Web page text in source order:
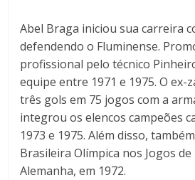
Abel Braga iniciou sua carreira
defendendo o Fluminense.
profissional pelo técnico
equipe entre 1971 e 1975. O ex-
três gols em 75 jogos com a
integrou os elencos campeões
1973 e 1975. Além disso,
Brasileira Olímpica nos Jogos
Alemanha, em 1972.